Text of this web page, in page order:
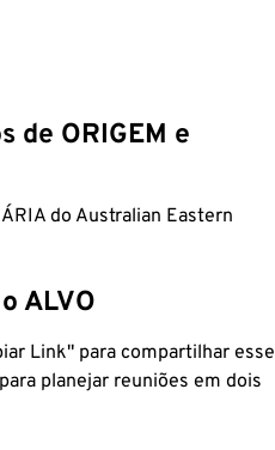
de ORIGEM e
do Australian Eastern
ALVO
Link" para compartilhar esse
planejar reuniões em dois